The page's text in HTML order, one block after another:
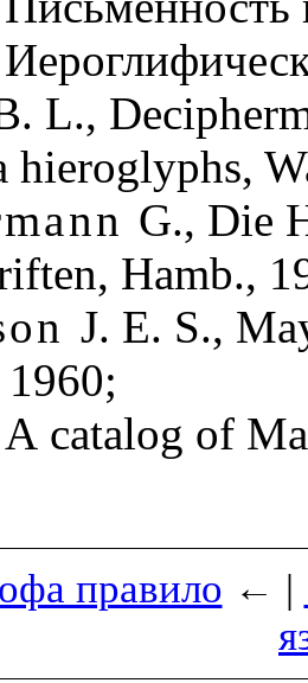
L.,
hieroglyphs,
G., Die
Hamb.,
J. E. S.,
A catalog of
правило ← |